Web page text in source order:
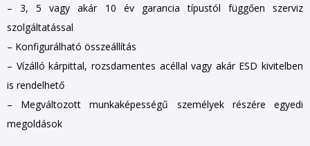
– 3, 5 vagy akár 10 év garancia típustól függően szerviz
szolgáltatással
– Konfigurálható összeállítás
– Vízálló kárpittal, rozsdamentes acéllal vagy akár ESD kivitelben
is rendelhető
– Megváltozott munkaképességű személyek részére egyedi
megoldások